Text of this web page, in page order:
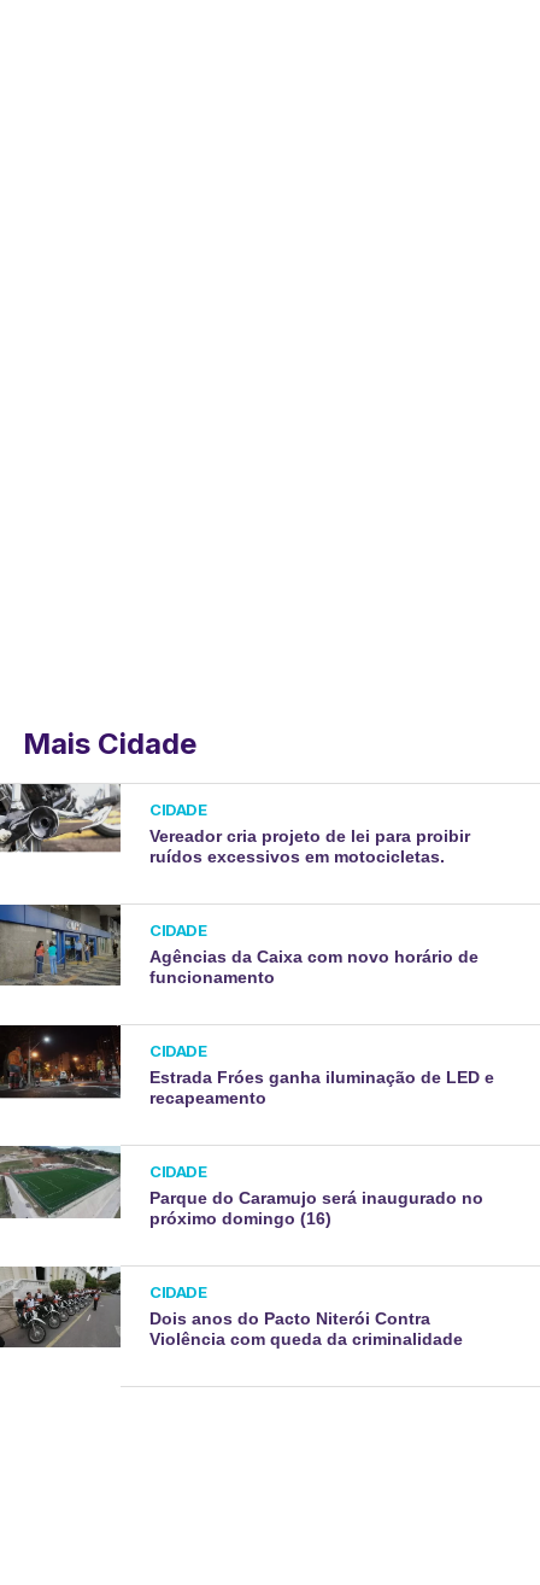
Mais Cidade
CIDADE
Vereador cria projeto de lei para proibir
ruídos excessivos em motocicletas.
CIDADE
Agências da Caixa com novo horário de
funcionamento
CIDADE
Estrada Fróes ganha iluminação de LED e
recapeamento
CIDADE
Parque do Caramujo será inaugurado no
próximo domingo (16)
CIDADE
Dois anos do Pacto Niterói Contra
Violência com queda da criminalidade